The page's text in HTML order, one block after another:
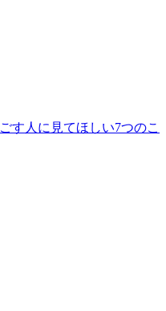
す人に見てほしい7つのこ